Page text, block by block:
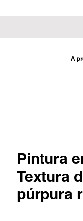
A
Pintura
Textura
púrpura